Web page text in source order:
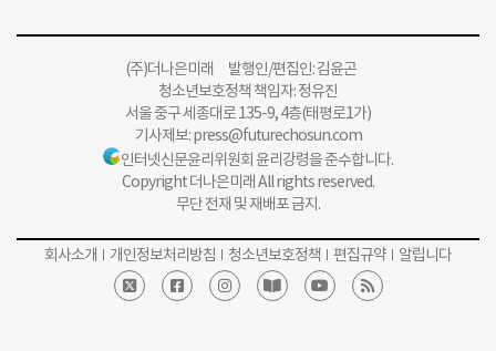
(주)더나은미래 발행인/편집인: 김윤곤
청소년보호정책 책임자: 정유진
서울 중구 세종대로 135-9, 4층(태평로1가)
기사제보:press@futurechosun.com
인터넷신문윤리위원회 윤리강령을 준수합니다.
Copyright 더나은미래 All rights reserved.
무단 전재 및 재배포 금지.
회사소개 개인정보처리방침 청소년보호정책 편집규약 알립니다